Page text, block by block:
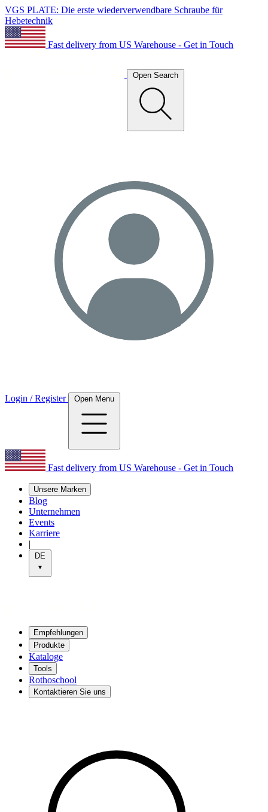
VGS PLATE: Die erste wiederverwendbare Schraube für
Hebetechnik
Fast delivery from US Warehouse - Get in Touch
Open Search
Login / Register Open Menu
Fast delivery from US Warehouse - Get in Touch
Unsere Marken
Blog
Unternehmen
Events
Karriere
|
DE
Empfehlungen
Produkte
Kataloge
Tools
Rothoschool
Kontaktieren Sie uns